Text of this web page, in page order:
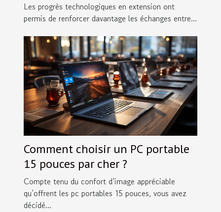
Les progrès technologiques en extension ont
permis de renforcer davantage les échanges entre...
Comment choisir un PC portable
15 pouces par cher ?
Compte tenu du confort d’image appréciable
qu’offrent les pc portables 15 pouces, vous avez
décidé...